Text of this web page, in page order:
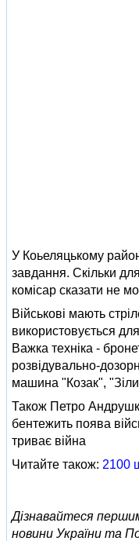
У Коьеляцькому
завдання. Скільки
комісар сказати не
Військові мають
використовується
Важка техніка -
розвідувально-
машина "Козак",
Також Петро
бентежить поява
триває війна
Читайте також: 2100
Дізнавайтеся
новини України та